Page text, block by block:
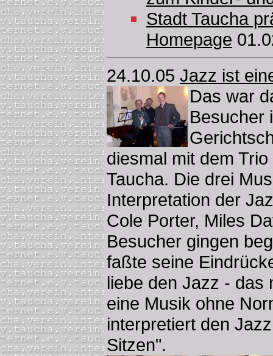
Stadt Taucha
Homepage
24.10.05 Jazz ist
Das war
Besucher
diesmal mit dem
Taucha. Die drei
Interpretation der
Cole Porter, Miles
Besucher gingen
faßte seine
liebe den Jazz - das
eine Musik ohne
interpretiert den
Sitzen".